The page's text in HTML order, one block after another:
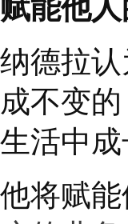
同理心
有人情
纳德拉
世界，